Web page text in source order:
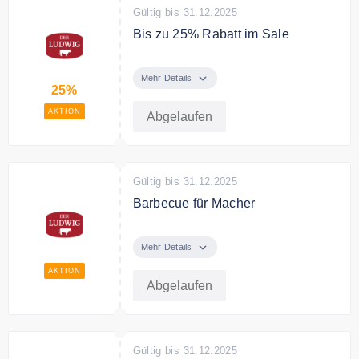
25%
AKTION
Gültig bis 31.12.2025
Bis zu 25% Rabatt im Sale
bis zu 25% auf ausgewählte BBQ
Mehr Details
Abgelaufen
AKTION
Gültig bis 31.12.2025
Barbecue für Macher
perfekte Gelegenheit, Menschen,
Atmosphäre zusammenzubringen
Mehr Details
Abgelaufen
Gültig bis 31.12.2025